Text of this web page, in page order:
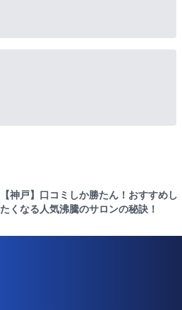
【神戸】口コミしか勝たん！おすすめし
たくなる人気沸騰のサロンの秘訣！